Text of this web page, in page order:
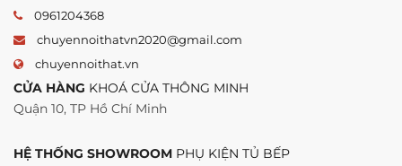
0961204368
chuyennoithatvn2020@gmail.com
chuyennoithat.vn
CỬA HÀNG KHOÁ CỬA THÔNG MINH
Quận 10, TP Hồ Chí Minh
HỆ THỐNG SHOWROOM PHỤ KIỆN TỦ BẾP